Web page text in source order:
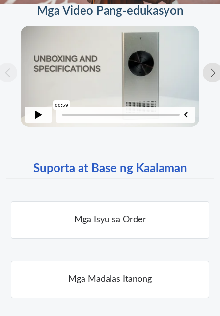
Mga Video Pang-edukasyon
Suporta at Base ng Kaalaman
Mga Isyu sa Order
Mga Madalas Itanong